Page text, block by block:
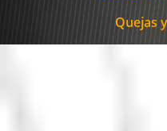
Quejas